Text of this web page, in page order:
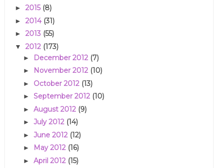
► 2015 (8)
► 2014 (31)
► 2013 (55)
▼ 2012 (173)
► December 2012 (7)
► November 2012 (10)
► October 2012 (13)
► September 2012 (10)
► August 2012 (9)
► July 2012 (14)
► June 2012 (12)
► May 2012 (16)
► April 2012 (15)